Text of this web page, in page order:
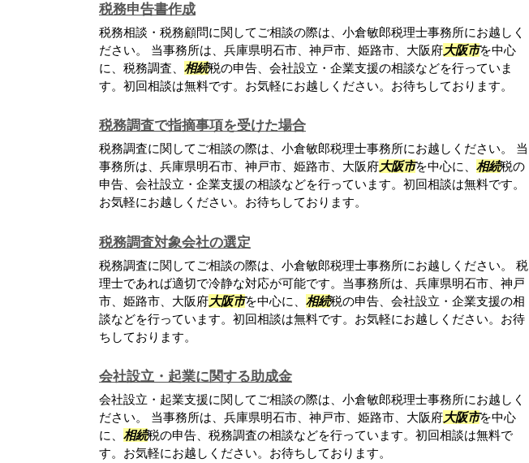
税務申告書作成
税務相談・税務顧問に関してご相談の際は、小倉敏郎税理士事務所にお越しく
ださい。 当事務所は、兵庫県明石市、神戸市、姫路市、大阪府大阪市を中心
に、税務調査、 相続税の申告、会社設立・企業支援の相談などを行っていま
す。初回相談は無料です。お気軽にお越しください。お待ちしております。
税務調査で指摘事項を受けた場合
税務調査に関してご相談の際は、小倉敏郎税理士事務所にお越しください。 当
事務所は、兵庫県明石市、神戸市、姫路市、大阪府大阪市を中心に、 相続税の
申告、会社設立・企業支援の相談などを行っています。初回相談は無料です。
お気軽にお越しください。お待ちしております。
税務調査対象会社の選定
税務調査に関してご相談の際は、小倉敏郎税理士事務所にお越しください。 税
理士であれば適切で冷静な対応が可能です。当事務所は、兵庫県明石市、神戸
市、姫路市、大阪府大阪市を中心に、 相続税の申告、会社設立・企業支援の相
談などを行っています。初回相談は無料です。お気軽にお越しください。お待
ちしております。
会社設立・起業に関する助成金
会社設立・起業支援に関してご相談の際は、小倉敏郎税理士事務所にお越しく
ださい。 当事務所は、兵庫県明石市、神戸市、姫路市、大阪府大阪市を中心
に、 相続税の申告、税務調査の相談などを行っています。初回相談は無料で
す。お気軽にお越しください。お待ちしております。